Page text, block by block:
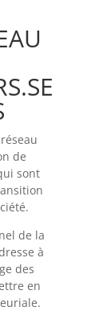
de
sont
de la
à
des
en